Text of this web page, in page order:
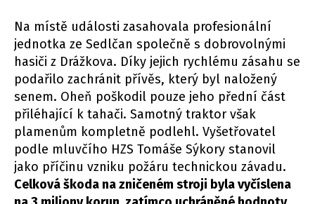
Na místě události zasahovala profesionální
jednotka ze Sedlčan společně s dobrovolnými
hasiči z Drážkova. Díky jejich rychlému zásahu se
podařilo zachránit přívěs, který byl naložený
senem. Oheň poškodil pouze jeho přední část
přiléhající k tahači. Samotný traktor však
plamenům kompletně podlehl. Vyšetřovatel
podle mluvčího HZS Tomáše Sýkory stanovil
jako příčinu vzniku požáru technickou závadu.
Celková škoda na zničeném stroji byla vyčíslena